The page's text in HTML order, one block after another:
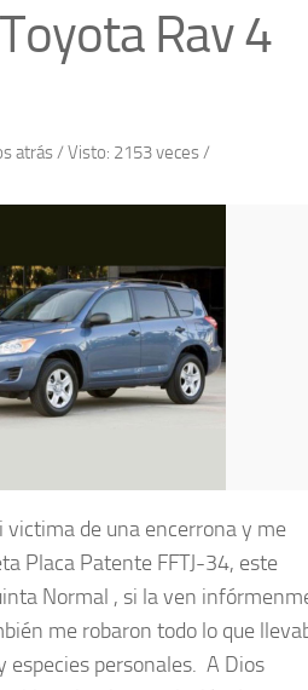
Rav 4
atrás/ Visto: 2153 veces /
victima de una encerrona y me
Placa Patente FFTJ-34, este
Normal , si la ven
me robaron todo lo que
especies personales. A Dios